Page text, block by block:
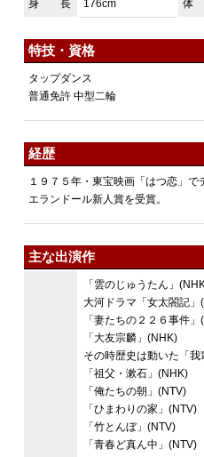
身 長 176cm 体
特技・資格
タップダンス
普通免許 中型二輪
経歴
１９７５年・東宝映画「はつ恋」で
エランドール新人賞を受賞。
主な出演作
「雲のじゅうたん」
大河ドラマ「女太閤記」
「妻たちの２２６事件
「大友宗麟」(NHK)
その時歴史は動いた「
「祖父・漱石」(NHK)
「俺たちの朝」(NTV)
「ひまわりの家」(NTV)
「竹とんぼ」(NTV)
「青春ど真ん中」(NTV)